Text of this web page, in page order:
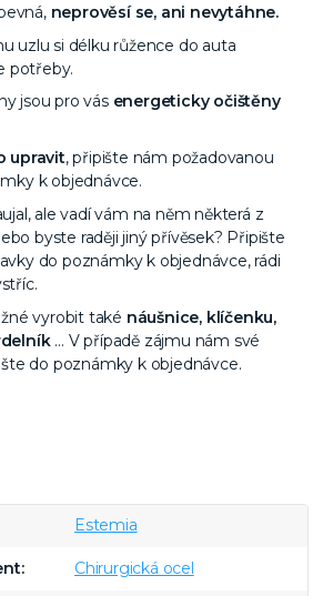
neprověsí se, ani nevytáhne.
uzlu si délku růžence do auta
potřeby.
jsou pro vás energeticky očištěny
upravit, připište nám požadovanou
k objednávce.
ale vadí vám na něm některá z
byste raději jiný přívěsek? Připište
do poznámky k objednávce, rádi
vyrobit také náušnice, klíčenku,
… V případě zájmu nám své
do poznámky k objednávce.
Estemia
Chirurgická ocel